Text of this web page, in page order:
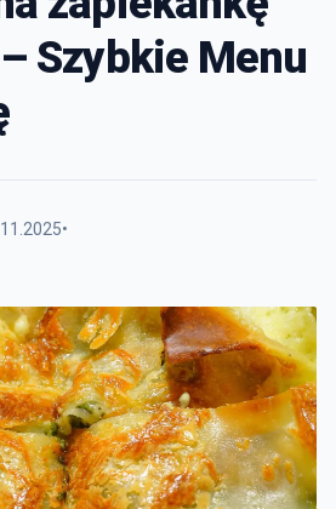
Szybkie Menu
•